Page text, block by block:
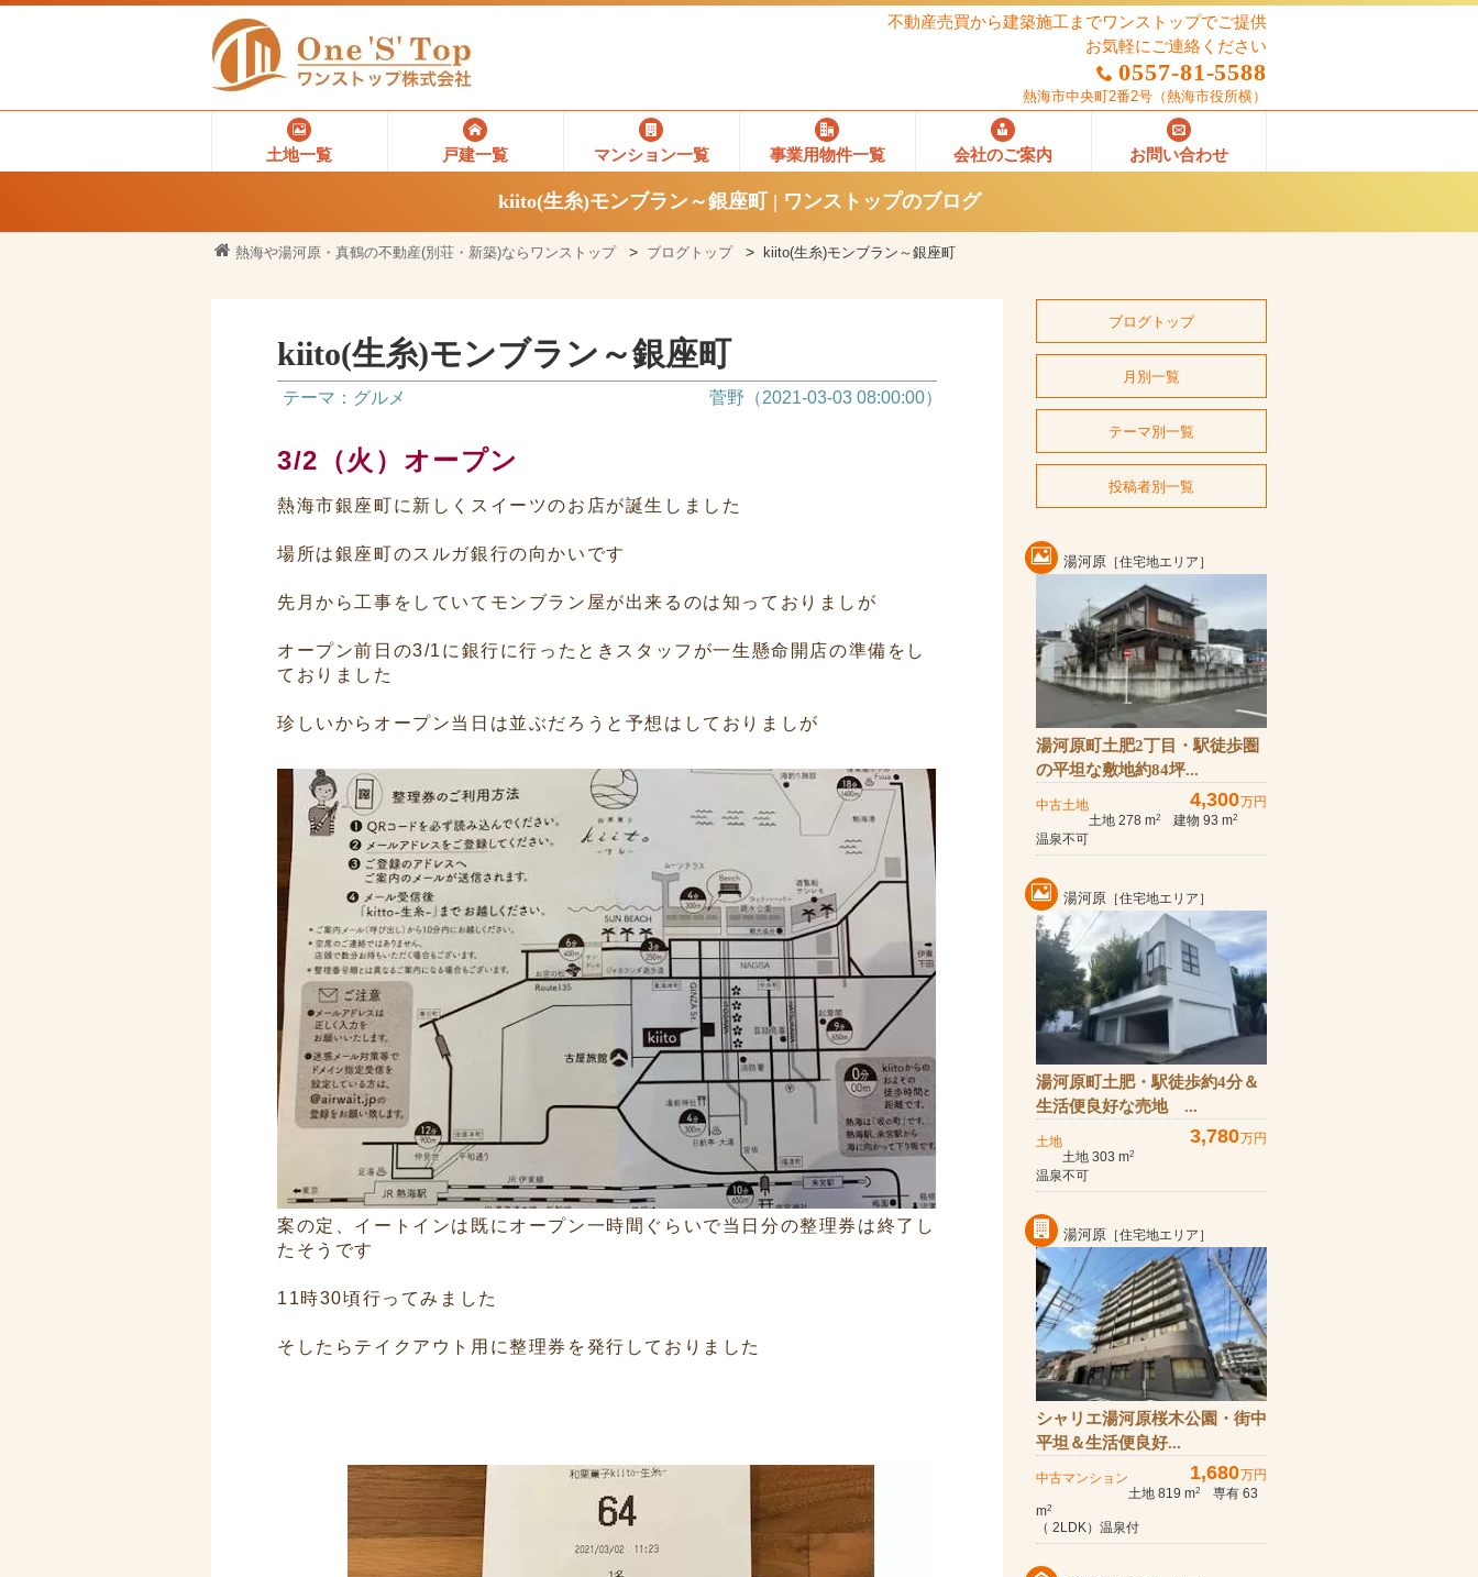
不動産売買から建築施工までワンストップでご提供
お気軽にご連絡ください
0557-81-5588
熱海市中央町2番2号 （熱海市役所横）
土地一覧 戸建一覧 マンション一覧 事業用物件一覧 会社のご案内 お問い合わせ
kiito(生糸)モンブラン～銀座町 | ワンストップのブログ
熱海や湯河原・真鶴の不動産(別荘・新築)ならワンストップ ブログトップ kiito(生糸)モンブラン～銀座町
kiito(生糸)モンブラン～銀座町
テーマ：グルメ 菅野（2021-03-03 08:00:00）
3/2（火）オープン
熱海市銀座町に新しくスイーツのお店が誕生しました
場所は銀座町のスルガ銀行の向かいです
先月から工事をしていてモンブラン屋が出来るのは知っておりましが
オープン前日の3/1に銀行に行ったときスタッフが一生懸命開店の準備をし
ておりました
珍しいからオープン当日は並ぶだろうと予想はしておりましが
案の定、イートインは既にオープン一時間ぐらいで当日分の整理券は終了し
たそうです
11時30頃行ってみました
そしたらテイクアウト用に整理券を発行しておりました
ブログトップ
月別一覧
テーマ別一覧
投稿者別一覧
湯河原 ［住宅地エリア］
湯河原町土肥2丁目・駅徒歩圏
の平坦な敷地約84坪...
中古土地 4,300万円
土地 278 m2 建物 93 m2
温泉不可
湯河原 ［住宅地エリア］
湯河原町土肥・駅徒歩約4分＆
生活便良好な売地 ...
土地 3,780万円
土地 303 m2
温泉不可
湯河原 ［住宅地エリア］
シャリエ湯河原桜木公園・街中
平坦＆生活便良好...
中古マンション 1,680万円
土地 819 m2
専有 63
m2
（ 2LDK）温泉付